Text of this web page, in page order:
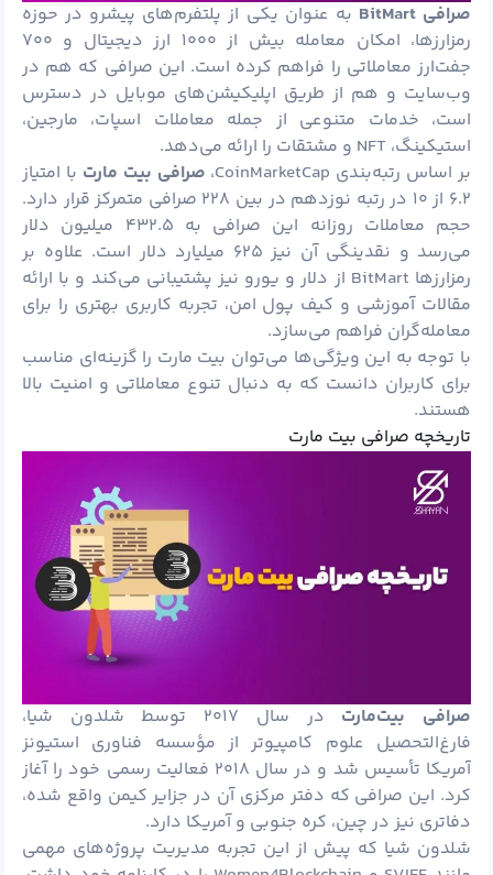
صرافیBitMart به عنوان یکی از پلتفرم‌های پیشرو در حوزه
رمزارزها، امکان معامله بیش از ۱۰۰۰ ارز دیجیتال و ۷۰۰
جفت‌ارز معاملاتی را فراهم کرده است. این صرافی که هم در
وب‌سایت و هم از طریق اپلیکیشن‌های موبایل در دسترس
است، خدمات متنوعی از جمله معاملات اسپات، مارجین،
استیکینگ، NFT و مشتقات را ارائه می‌دهد.
بر اساس رتبه‌بندی CoinMarketCap،
صرافی بیت مارت با امتیاز
۶.۲ از ۱۰ در رتبه نوزدهم در بین ۲۲۸ صرافی متمرکز قرار دارد.
حجم معاملات روزانه این صرافی به ۴۳۲.۵ میلیون دلار
می‌رسد و نقدینگی آن نیز ۶۲۵ میلیارد دلار است. علاوه بر
رمزارزها BitMart از دلار و یورو نیز پشتیبانی می‌کند و با ارائه
مقالات آموزشی و کیف پول امن، تجربه کاربری بهتری را برای
معامله‌گران فراهم می‌سازد.
با توجه به این ویژگی‌ها می‌توان بیت مارت را گزینه‌ای مناسب
برای کاربران دانست که به دنبال تنوع معاملاتی و امنیت بالا
هستند.
تاریخچه صرافی بیت مارت
صرافی بیت‌مارت
در سال ۲۰۱۷ توسط شلدون شیا،
فارغ‌التحصیل علوم کامپیوتر از مؤسسه فناوری استیونز
آمریکا تأسیس شد و در سال ۲۰۱۸ فعالیت رسمی خود را آغاز
کرد. این صرافی که دفتر مرکزی آن در جزایر کیمن واقع شده،
دفاتری نیز در چین، کره جنوبی و آمریکا دارد.
شلدون شیا که پیش از این تجربه مدیریت پروژه‌های مهمی